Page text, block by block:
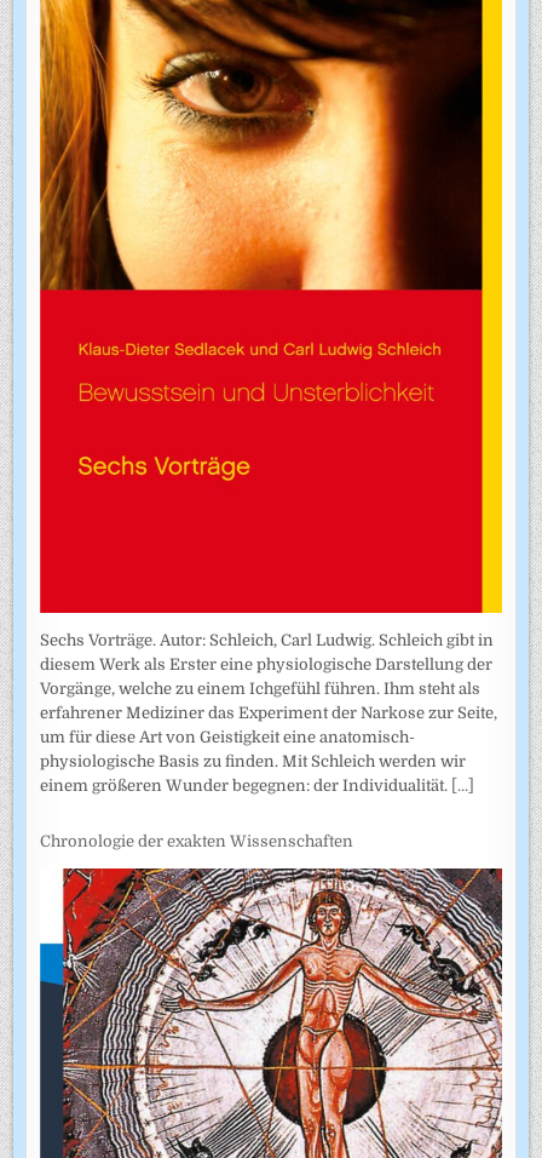
Sechs Vorträge. Autor: Schleich, Carl Ludwig. Schleich gibt in
diesem Werk als Erster eine physiologische Darstellung der
Vorgänge, welche zu einem Ichgefühl führen. Ihm steht als
erfahrener Mediziner das Experiment der Narkose zur Seite,
um für diese Art von Geistigkeit eine anatomisch-
physiologische Basis zu finden. Mit Schleich werden wir
einem größeren Wunder begegnen: der Individualität. [...]
Chronologie der exakten Wissenschaften